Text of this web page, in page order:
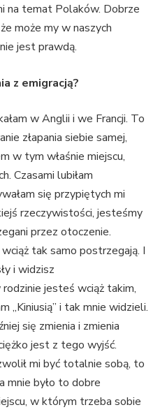
na temat Polaków. Dobrze
może my w naszych
jest prawdą.
z emigracją?
w Anglii i we Francji. To
złapania siebie samej,
w tym właśnie miejscu,
Czasami lubiłam
się przypiętych mi
rzeczywistości, jesteśmy
przez otoczenie.
tak samo postrzegają. I
i widzisz
jesteś wciąż takim,
„Kiniusią” i tak mnie widzieli.
się zmienia i zmienia
jest z tego wyjść.
mi być totalnie sobą, to
mnie było to dobre
w którym trzeba sobie